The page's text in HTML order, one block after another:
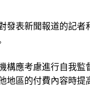
發表新聞報道的記
構應考慮進行自我監
區的付費內容時提